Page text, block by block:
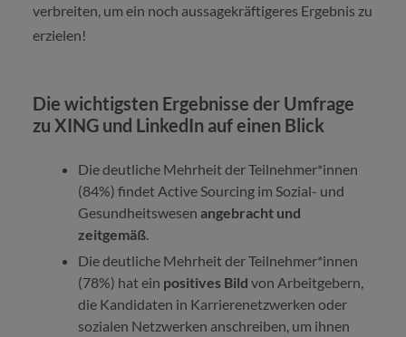
verbreiten, um ein noch aussagekräftigeres Ergebnis zu
erzielen!
Die wichtigsten Ergebnisse der Umfrage
zu XING und LinkedIn auf einen Blick
Die deutliche Mehrheit der Teilnehmer*innen
(84%) findet Active Sourcing im Sozial- und
Gesundheitswesen angebracht und
zeitgemäß.
Die deutliche Mehrheit der Teilnehmer*innen
(78%) hat ein positives Bild von Arbeitgebern,
die Kandidaten in Karrierenetzwerken oder
sozialen Netzwerken anschreiben, um ihnen